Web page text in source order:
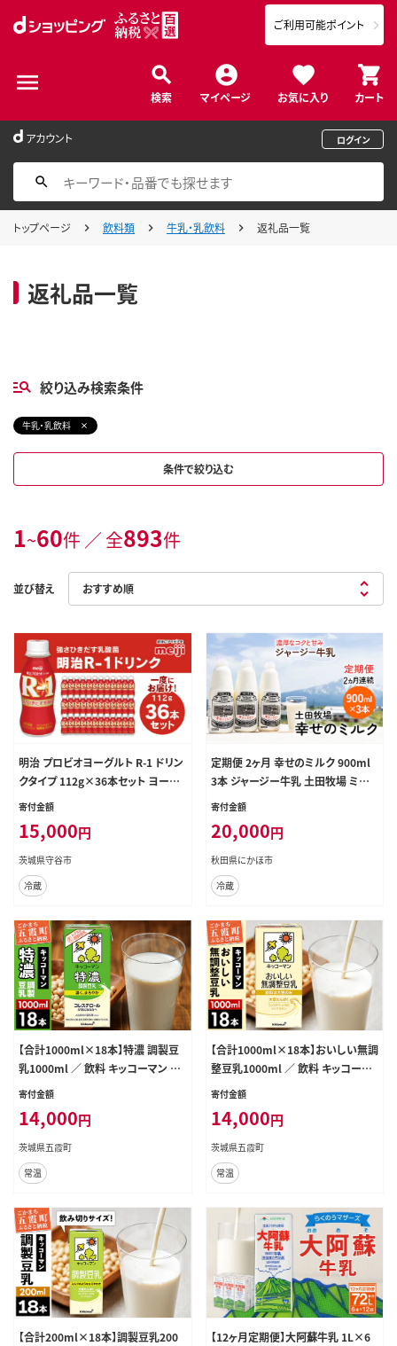
検索 マイページ お気に入り カート
ご利用可能ポイント
アカウント ログイン
トップページ 飲料類 牛乳・乳飲料 返礼品一覧
返礼品一覧
絞り込み検索条件
牛乳・乳飲料
条件で絞り込む
1~60件 ／ 全893件
並び替え
明治 プロビオヨーグルト R-1 ドリン
クタイプ 112g×36本セット ヨーグ
ルトドリンク
寄付金額
15,000円
茨城県守谷市
冷蔵
定期便 2ヶ月 幸せのミルク 900ml
3本 ジャージー牛乳 土田牧場 ミル
ク 牛乳 低温殺菌牛乳 健康 栄養豊
寄付金額
20,000円
秋田県にかほ市
冷蔵
【合計1000ml×18本】特濃 調製豆
乳1000ml ／ 飲料 キッコーマン 健
康 特濃 豆乳飲料 大豆 パック セット
寄付金額
14,000円
茨城県五霞町
常温
【合計1000ml×18本】おいしい無調
整豆乳1000ml ／ 飲料 キッコーマ
ン 健康 無調整 豆乳飲料 大豆 パッ
B】
寄付金額
14,000円
茨城県五霞町
常温
【合計200ml×18本】調製豆乳200
【12ヶ月定期便】大阿蘇牛乳 1L×6